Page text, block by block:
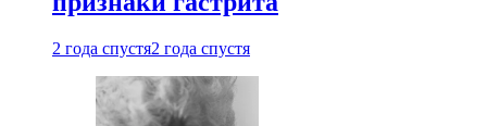
2 года спустя2 года спустя